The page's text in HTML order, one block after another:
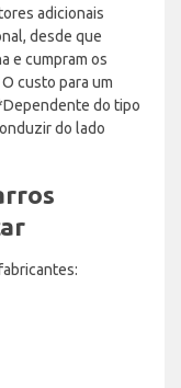
adicionais
desde que
e cumpram os
custo para um
do tipo
do lado